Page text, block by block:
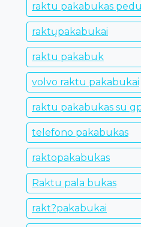
raktu pakabukas
raktųpakabukai
raktu pakabuk
volvo raktu pakabukai
raktu pakabukas su
telefono pakabukas
raktopakabukas
Raktu pala bukas
rakt?pakabukai